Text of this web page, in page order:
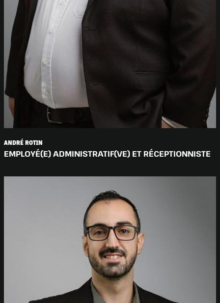
ANDRÉ ROTIN
EMPLOYÉ(E) ADMINISTRATIF(VE) ET RÉCEPTIONNISTE